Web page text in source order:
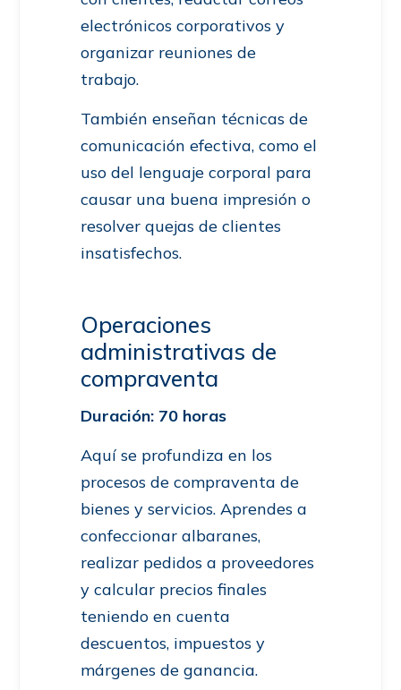
electrónicos corporativos y
organizar reuniones de
trabajo.
También enseñan técnicas de
comunicación efectiva, como el
uso del lenguaje corporal para
causar una buena impresión o
resolver quejas de clientes
insatisfechos.
Operaciones
administrativas de
compraventa
Duración: 70 horas
Aquí se profundiza en los
procesos de compraventa de
bienes y servicios. Aprendes a
confeccionar albaranes,
realizar pedidos a proveedores
y calcular precios finales
teniendo en cuenta
descuentos, impuestos y
márgenes de ganancia.